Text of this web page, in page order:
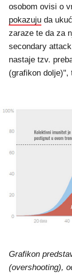
osobom ovisi o
pokazuju da
zaraze te da za
secondary
nastaje tzv.
(grafikon dolje)",
Grafikon
(overshooting),